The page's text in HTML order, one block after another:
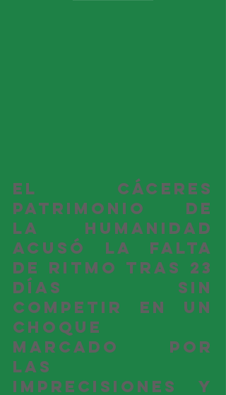
El Cáceres
Patrimonio de
la Humanidad
acusó la falta
de ritmo tras 23
días sin
competir en un
choque
marcado por
las
imprecisiones y